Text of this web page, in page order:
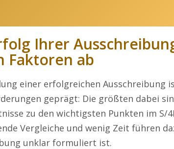
Ihrer
Faktoren ab
einer erfolgreichen Ausschreibung
geprägt: Die größten dabei
zu den wichtigsten Punkten im S/
Vergleiche und wenig Zeit führen
unklar formuliert ist.
Maier
software.de
Anfrage